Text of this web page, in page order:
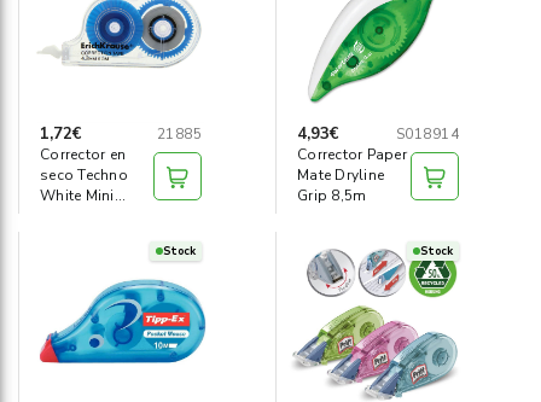
1,72€
21885
Corrector en
seco Techno
White Mini
4,93€
S018914
Corrector Paper
Mate Dryline
Grip 8,5m
Stock Stock